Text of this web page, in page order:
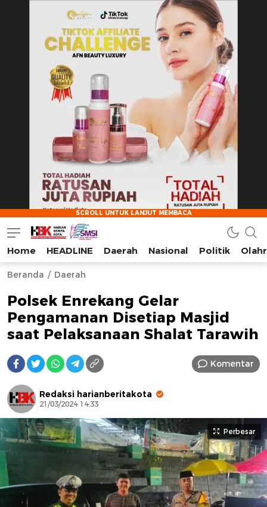
HarianBeritaKota
Mengabarkan Setiap Detil, Sudut, dan Cerita Kota
Home HEADLINE Daerah Nasional Politik
Beranda Daerah
Polsek Enrekang Gelar
Pengamanan Disetiap Masjid
saat Pelaksanaan Shalat Tarawih
Komentar
Redaksi harianberitakota
21/03/2024 14:33
Perbesar